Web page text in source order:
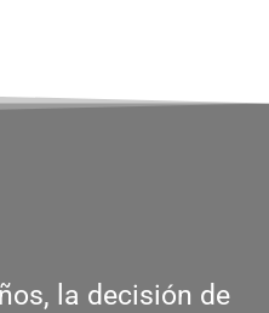
la decisión de